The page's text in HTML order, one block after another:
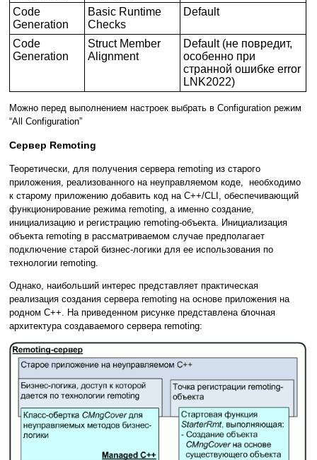
Code
Generation
Basic Runtime
Checks
Default
Code
Generation
Struct Member
Alignment
Default (не повредит,
особенно при
странной ошибке error
LNK2022)
Можно перед выполнением настроек выбрать в Configuration режим
“All Configuration”
Сервер Remoting
Теоретически, для получения сервера remoting из старого
приложения, реализованного на неуправляемом коде, необходимо
к старому приложению добавить код на C++/CLI, обеспечивающий
функционирование режима remoting, а именно создание,
инициализацию и регистрацию remoting-объекта. Инициализация
объекта remoting в рассматриваемом случае предполагает
подключение старой бизнес-логики для ее использования по
технологии remoting.
Однако, наибольший интерес представляет практическая
реализация создания сервера remoting на основе приложения на
родном C++. На приведенном рисунке представлена блочная
архитектура создаваемого сервера remoting: